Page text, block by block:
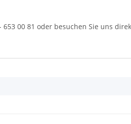
00 81 oder besuchen Sie uns